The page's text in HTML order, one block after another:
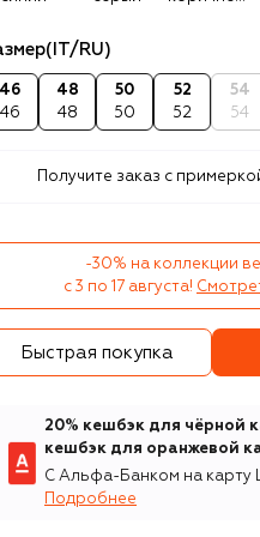
(IT/RU)
46
46
48
48
50
50
52
52
54
54
Получите заказ с
-30% на коллекции
с 3 по 17 августа!
Быстрая покупка
20% кешбэк для чёрной
кешбэк для оранжевой
С Альфа-Банком на карту
Подробнее